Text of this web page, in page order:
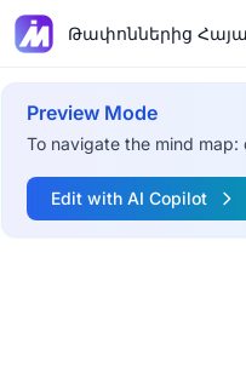
Preview Mode
To navigate the mind
Edit with AI Copilot